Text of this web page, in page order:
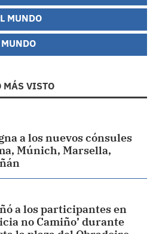
MUNDO
MÁS VISTO
a los nuevos cónsules
Múnich, Marsella,
a los participantes en
no Camiño’ durante